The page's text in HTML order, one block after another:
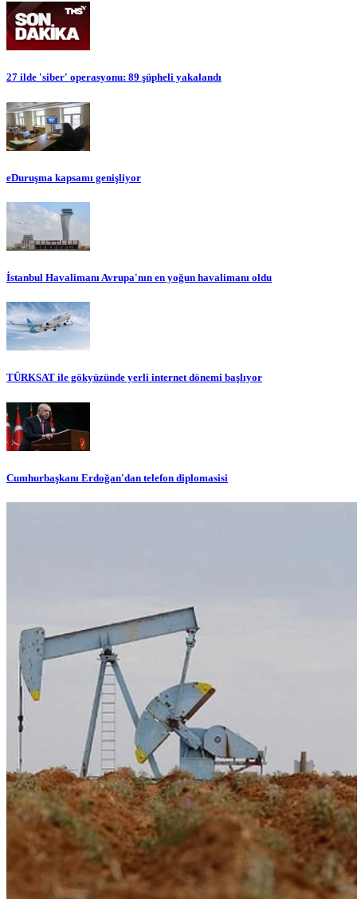
27 ilde 'siber' operasyonu: 89 şüpheli yakalandı
eDuruşma kapsamı genişliyor
İstanbul Havalimanı Avrupa'nın en yoğun havalimanı oldu
TÜRKSAT ile gökyüzünde yerli internet dönemi başlıyor
Cumhurbaşkanı Erdoğan'dan telefon diplomasisi